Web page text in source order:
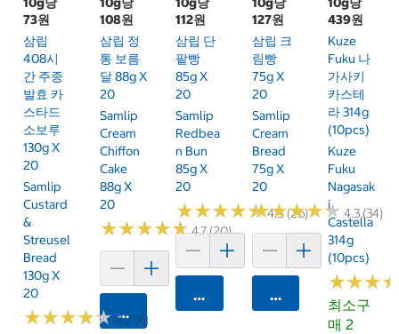
73원
삼립
408시
간 주종
발효 카
스타드
소보루
130g X
20
Samlip
Custard
&
Streusel
Bread
130g X
20
★★★★★
★★★★★ 4.2 (6)
108원
삼립 정
통 보름
달 88g X
20
Samlip
Cream
Chiffon
Cake
88g X
20
★★★★★
★★★★★4.7 (20)
카트에 담기
112원
삼립 단
팥빵
85g X
20
Samlip
Redbea
N Bun
85g X
20
★★★★★
★★★★★4.5 (26)
카트에 담기
127원
삼립 크
림빵
75g X
20
Samlip
Cream
Bread
75g X
20
★★★★★
★★★★★ 4.3 (34)
카트에 담기
439원
Kuze
Fuku 나
가사키
카스테
라 314g
(10pcs)
Kuze
Fuku
Nagasak
I
Castella
314g
(10pcs)
★★★
★★★
최소구
매 2